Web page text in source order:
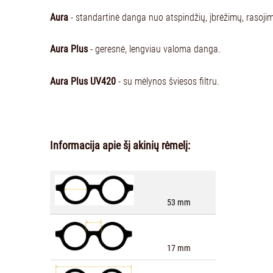
Aura - standartinė danga nuo atspindžių, įbrėžimų,
Aura Plus- geresnė, lengviau valoma danga.
Aura Plus UV420 - su mėlynos šviesos filtru.
Informacija apie šį akinių rėmelį:
53 mm
17 mm